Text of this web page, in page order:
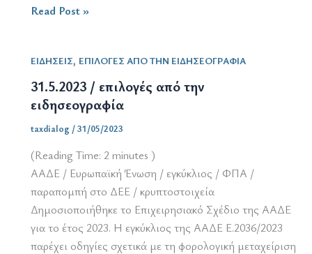
30.6.2023
από
την
ειδησεογραφία
Read Post »
ΕΙΔΗΣΕΙΣ, ΕΠΙΛΟΓΕΣ ΑΠΟ ΤΗΝ ΕΙΔΗΣΕΟΓΡΑΦΙΑ
31.5.2023 / επιλογές από την
ειδησεογραφία
taxdialog /31/05/2023
(Reading Time: 2 minutes )
ΑΑΔΕ / Ευρωπαϊκή Ένωση / εγκύκλιος / ΦΠΑ /
παραπομπή στο ΔΕΕ / κρυπτοστοιχεία
Δημοσιοποιήθηκε το Επιχειρησιακό Σχέδιο της ΑΑΔΕ
για το έτος 2023. Η εγκύκλιος της ΑΑΔΕ Ε.2036/2023
παρέχει οδηγίες σχετικά με τη φορολογική μεταχείριση